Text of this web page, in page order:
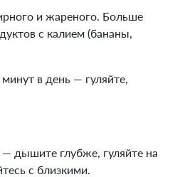
и жареного. Больше
с калием (бананы,
в день — гуляйте,
— дышите глубже, гуляйте на
с близкими.